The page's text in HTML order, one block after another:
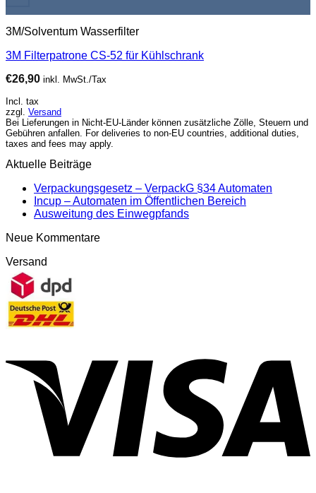
3M/Solventum Wasserfilter
3M Filterpatrone CS-52 für Kühlschrank
€26,90 inkl. MwSt./Tax
Incl. tax
zzgl. Versand
Bei Lieferungen in Nicht-EU-Länder können zusätzliche Zölle, Steuern und
Gebühren anfallen. For deliveries to non-EU countries, additional duties,
taxes and fees may apply.
Aktuelle Beiträge
Verpackungsgesetz – VerpackG §34 Automaten
Incup – Automaten im Öffentlichen Bereich
Ausweitung des Einwegpfands
Neue Kommentare
Versand